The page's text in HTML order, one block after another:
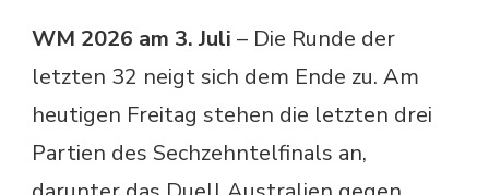
WM 2026 am 3. Juli – Die Runde der
letzten 32 neigt sich dem Ende zu. Am
heutigen Freitag stehen die letzten drei
Partien des Sechzehntelfinals an,